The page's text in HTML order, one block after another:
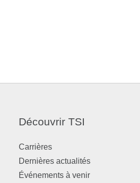
Découvrir TSI
Carrières
Dernières actualités
Événements à venir